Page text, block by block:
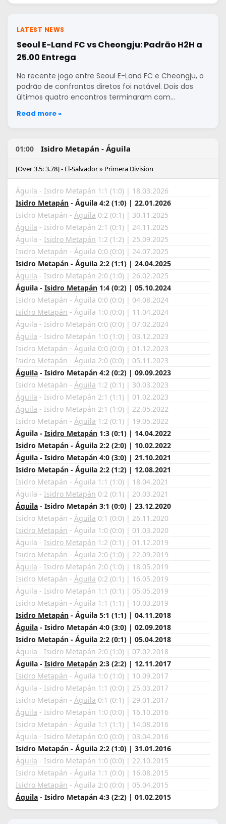
LATEST NEWS
Seoul E-Land FC vs Cheongju: Padrão H2H a
25.00 Entrega
No recente jogo entre Seoul E-Land FC e Cheongju, o
padrão de confrontos diretos foi notável. Dois dos
últimos quatro encontros terminaram com…
Read more »
01:00 Isidro Metapán - Águila
[Over 3.5: 3.78] - El-Salvador » Primera Division
Águila - Isidro Metapán 1:1 (1:0) | 18.03.2026
Isidro Metapán - Águila 4:2 (1:0) | 22.01.2026
Isidro Metapán - Águila 0:2 (0:1) | 30.11.2025
Águila - Isidro Metapán 2:1 (0:1) | 24.11.2025
Águila - Isidro Metapán 1:2 (1:2) | 25.09.2025
Isidro Metapán - Águila 0:0 (0:0) | 24.07.2025
Isidro Metapán - Águila 2:2 (1:1) | 24.04.2025
Águila - Isidro Metapán 2:0 (1:0) | 26.02.2025
Águila - Isidro Metapán 1:4 (0:2) | 05.10.2024
Isidro Metapán - Águila 0:0 (0:0) | 04.08.2024
Isidro Metapán - Águila 1:0 (0:0) | 11.04.2024
Águila - Isidro Metapán 0:0 (0:0) | 07.02.2024
Águila - Isidro Metapán 1:0 (1:0) | 03.12.2023
Isidro Metapán - Águila 0:0 (0:0) | 01.12.2023
Isidro Metapán - Águila 2:0 (0:0) | 05.11.2023
Águila - Isidro Metapán 4:2 (0:2) | 09.09.2023
Isidro Metapán - Águila 1:2 (0:1) | 30.03.2023
Águila - Isidro Metapán 2:1 (1:1) | 01.02.2023
Águila - Isidro Metapán 2:1 (1:0) | 22.05.2022
Isidro Metapán - Águila 1:2 (0:1) | 19.05.2022
Águila - Isidro Metapán 1:3 (0:1) | 14.04.2022
Isidro Metapán - Águila 2:2 (2:0) | 10.02.2022
Águila - Isidro Metapán 4:0 (3:0) | 21.10.2021
Isidro Metapán - Águila 2:2 (1:2) | 12.08.2021
Isidro Metapán - Águila 1:1 (1:0) | 18.04.2021
Águila - Isidro Metapán 0:2 (0:1) | 20.03.2021
Águila - Isidro Metapán 3:1 (0:0) | 23.12.2020
Isidro Metapán - Águila 0:1 (0:0) | 26.11.2020
Isidro Metapán - Águila 1:0 (0:0) | 01.03.2020
Águila - Isidro Metapán 1:2 (0:1) | 01.12.2019
Isidro Metapán - Águila 2:0 (1:0) | 22.09.2019
Águila - Isidro Metapán 2:0 (1:0) | 18.05.2019
Isidro Metapán - Águila 0:2 (0:1) | 16.05.2019
Águila - Isidro Metapán 1:1 (0:1) | 05.05.2019
Isidro Metapán - Águila 1:1 (1:1) | 10.03.2019
Isidro Metapán - Águila 5:1 (1:1) | 04.11.2018
Águila - Isidro Metapán 4:0 (3:0) | 02.09.2018
Isidro Metapán - Águila 2:2 (0:1) | 05.04.2018
Águila - Isidro Metapán 2:0 (1:0) | 07.02.2018
Águila - Isidro Metapán 2:3 (2:2) | 12.11.2017
Isidro Metapán - Águila 1:0 (1:0) | 10.09.2017
Águila - Isidro Metapán 1:1 (0:0) | 25.03.2017
Isidro Metapán - Águila 0:1 (0:1) | 29.01.2017
Águila - Isidro Metapán 1:0 (0:0) | 16.10.2016
Isidro Metapán - Águila 1:1 (1:1) | 14.08.2016
Águila - Isidro Metapán 0:0 (0:0) | 03.04.2016
Isidro Metapán - Águila 2:2 (1:0) | 31.01.2016
Águila - Isidro Metapán 1:0 (0:0) | 22.10.2015
Isidro Metapán - Águila 1:1 (0:0) | 16.08.2015
Isidro Metapán - Águila 2:0 (0:0) | 05.04.2015
Águila - Isidro Metapán 4:3 (2:2) | 01.02.2015